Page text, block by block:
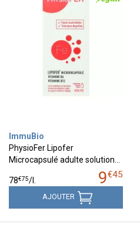
ImmuBio
PhysioFer Lipofer
Microcapsulé adulte solution…
9€45
78€75/l.
AJOUTER